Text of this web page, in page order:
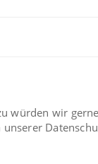
würden wir